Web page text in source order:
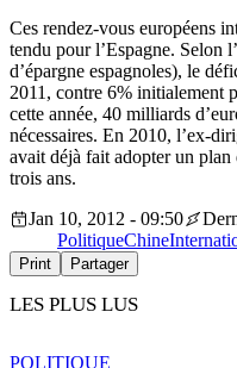
Ces rendez-vous européens
tendu pour l’Espagne. Selon
d’épargne espagnoles), le
2011, contre 6% initialement
cette année, 40 milliards
nécessaires. En 2010, l’ex-
avait déjà fait adopter un plan
trois ans.
Jan 10, 2012 - 09:50
PolitiqueChine
Print Partager
LES PLUS LUS
POLITIQUE